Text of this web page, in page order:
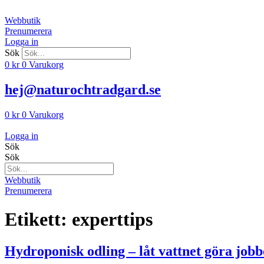
till
innehåll
Webbutik
Prenumerera
Logga in
Sök
0 kr 0 Varukorg
hej@naturochtradgard.se
0 kr 0 Varukorg
Logga in
Sök
Sök
Webbutik
Prenumerera
Etikett: experttips
Hydroponisk odling – låt vattnet göra